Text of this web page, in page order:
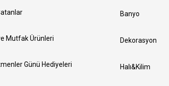
Mutfak Ürünleri
Günü Hediyeleri
Banyo
Dekorasyon
Halı&Kilim